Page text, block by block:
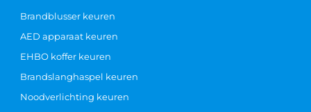
Brandblusser keuren
AED apparaat keuren
EHBO koffer keuren
Brandslanghaspel keuren
Noodverlichting keuren